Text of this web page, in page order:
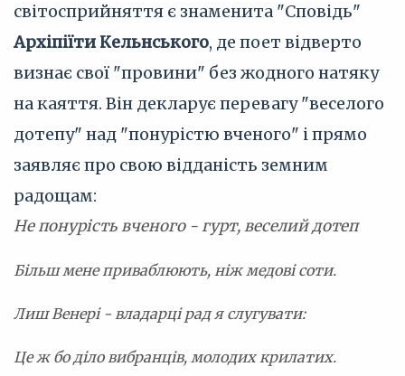
світосприйняття є знаменита "Сповідь"
Архіпіїти Кельнського, де поет відверто
визнає свої "провини" без жодного натяку
на каяття. Він декларує перевагу "веселого
дотепу" над "понурістю вченого" і прямо
заявляє про свою відданість земним
радощам:
Не понурість вченого - гурт, веселий дотеп
Більш мене приваблюють, ніж медові соти.
Лиш Венері - владарці рад я слугувати:
Це ж бо діло вибранців, молодих крилатих.